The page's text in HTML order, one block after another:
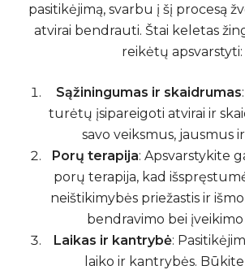
pasitikėjimą, svarbu į šį procesą
atvirai bendrauti. Štai keletas
reikėtų apsvarstyti:
Sąžiningumas ir skaidrumas
turėtų įsipareigoti atvirai ir
savo veiksmus, jausmus
Porų terapija: Apsvarstykite
porų terapija, kad
neištikimybės priežastis ir
bendravimo bei
Laikas ir kantrybė:
laiko ir kantrybės.